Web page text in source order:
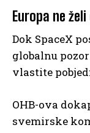
Europa ne
Dok SpaceX
globalnu
vlastite
OHB-ova
svemirske